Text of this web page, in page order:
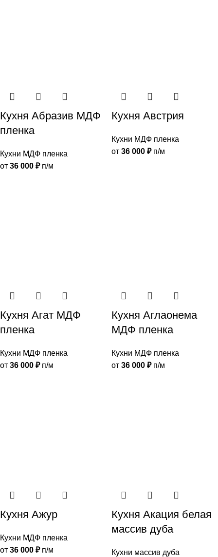
Кухня Абразив МДФ
пленка
Кухни МДФ пленка
от 36 000 ₽п/м
Кухня Австрия
Кухни МДФ пленка
от 36 000 ₽п/м
Кухня Агат МДФ
пленка
Кухни МДФ пленка
от 36 000 ₽п/м
Кухня Аглаонема
МДФ пленка
Кухни МДФ пленка
от 36 000 ₽п/м
Кухня Ажур
Кухни МДФ пленка
от 36 000 ₽п/м
Кухня Акация белая
массив дуба
Кухни массив дуба